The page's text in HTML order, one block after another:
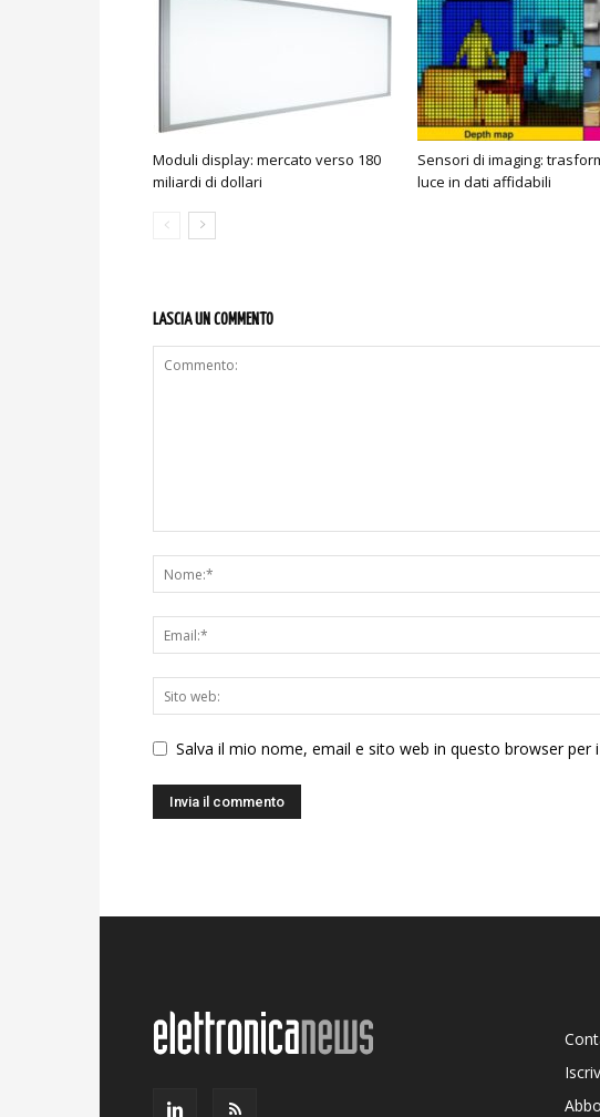
Moduli display: mercato verso 180
miliardi di dollari
Sensori di imaging:
luce in dati affidabili
LASCIA UN COMMENTO
Salva il mio nome, email e sito web in questo browser per